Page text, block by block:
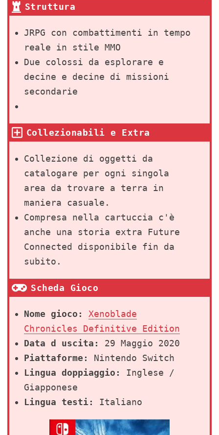
Struttura
JRPG con combattimenti in tempo
reale in stile MMO
Due colossi da esplorare e
decine e decine di missioni
secondarie
Collezionabili e Extra
Collezione di oggetti da
catalogare per ogni singola
area da trovare a terra in
maniera casuale.
Compresa nella cartuccia c'è
anche una storia extra Future
Connected disponibile fin da
subito.
Scheda Gioco
Nome gioco:
Xenoblade
Chronicles Definitive Edition
Data d uscita:
29 Maggio 2020
Piattaforme:
Nintendo Switch
Lingua doppiaggio:
Inglese /
Giapponese
Lingua testi:
Italiano